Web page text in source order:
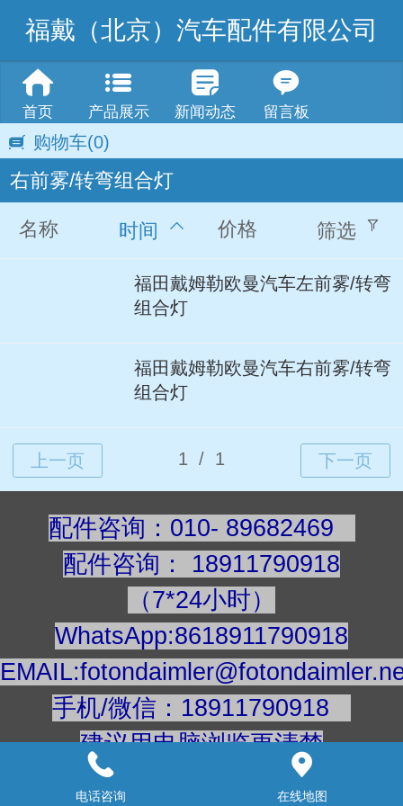
福戴（北京）汽车配件有限公司
首页 产品展示 新闻动态 留言板
购物车(0)
右前雾/转弯组合灯
名称 时间 价格 筛选
福田戴姆勒欧曼汽车左前雾/转弯
组合灯
福田戴姆勒欧曼汽车右前雾/转弯
组合灯
配件咨询：010- 89682469
配件咨询 ： 18911790918
（7*24小时）
WhatsApp:8618911790918
手机/微信：18911790918
建议用电脑浏览更清楚
www.fotondaimler.cn
电话咨询 在线地图